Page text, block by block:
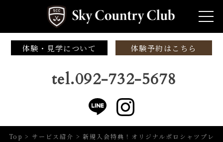
体験・見学について 体験予約はこちら
tel.092-732-5678
Top > サービス紹介 >新規入会特典！オリジナルポロシャツプレ